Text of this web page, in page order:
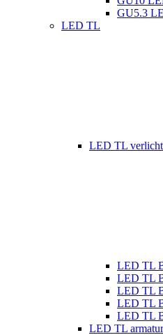
GU5.3
LED TL
LED TL
LED TL
LED TL
LED TL
LED TL
LED TL
LED TL